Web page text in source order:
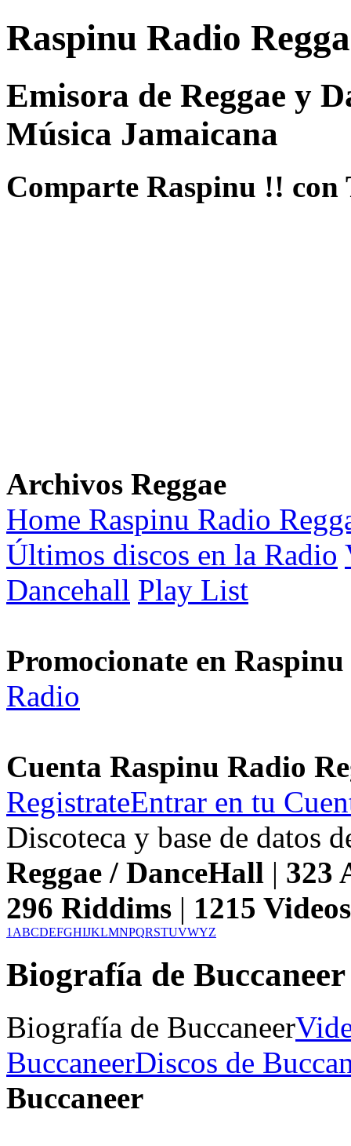
Raspinu Radio
Emisora de Reggae y
Música Jamaicana
Comparte Raspinu !! con
Archivos Reggae
Home Raspinu Radio
Últimos discos en la Radio
Dancehall Play List
Promocionate en
Radio
Cuenta Raspinu Radio
RegistrateEntrar en tu
Discoteca y base de datos
Reggae / DanceHall | 323
296 Riddims | 1215
1 ABCDEFGHIJKLMNPQRSTUVWYZ
Biografía de Buccaneer
Biografía de Buccaneer
BuccaneerDiscos de
Buccaneer